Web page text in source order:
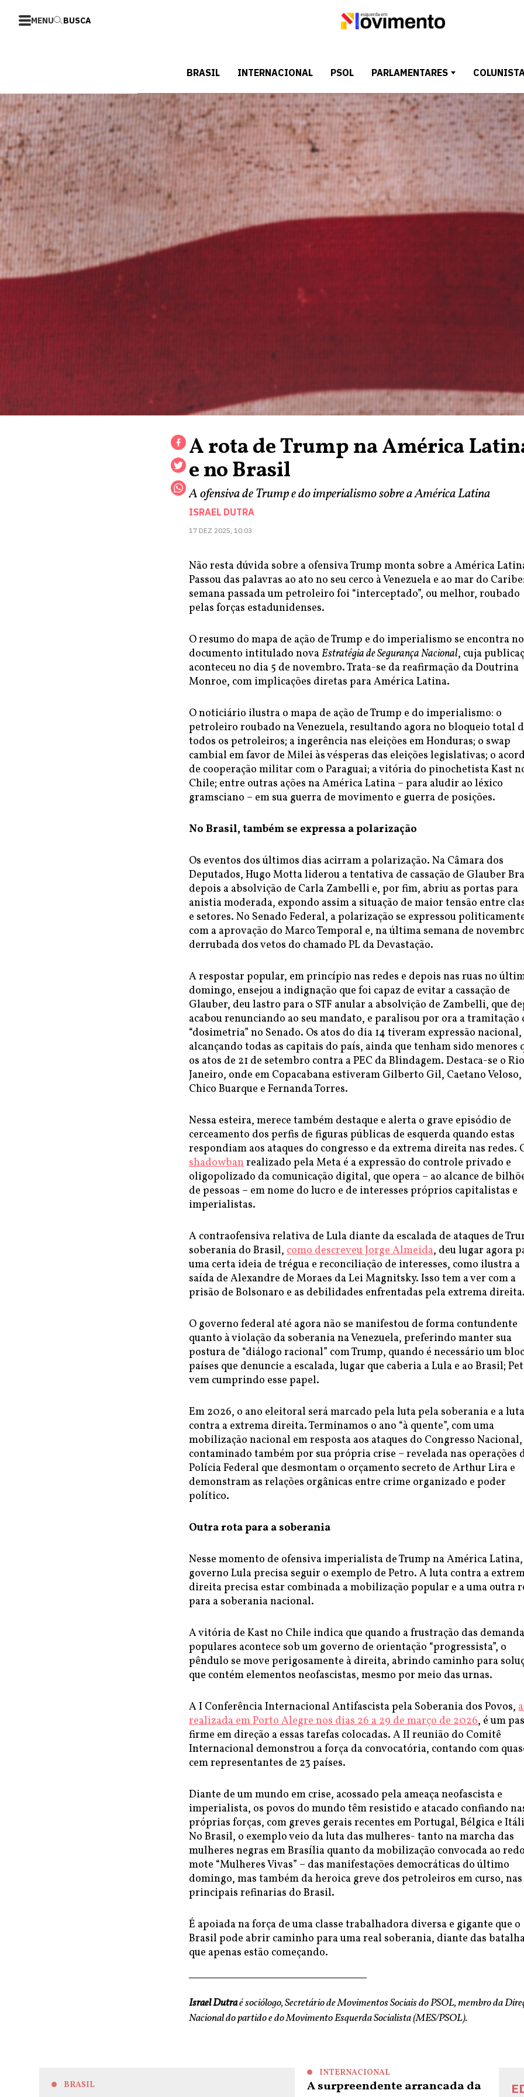
MENU BUSCA
BRASIL INTERNACIONAL PSOL PARLAMENTARES
A rota de Trump na América
e no Brasil
A ofensiva de Trump e do imperialismo sobre a América Latina
ISRAEL DUTRA
17 DEZ 2025, 10:03
Não resta dúvida sobre a ofensiva Trump monta sobre a América
Passou das palavras ao ato no seu cerco à Venezuela e ao mar do Caribe:
semana passada um petroleiro foi “interceptado”, ou melhor, roubado
pelas forças estadunidenses.
O resumo do mapa de ação de Trump e do imperialismo se encontra no
documento intitulado nova Estratégia de Segurança Nacional, cuja
aconteceu no dia 5 de novembro. Trata-se da reafirmação da Doutrina
Monroe, com implicações diretas para América Latina.
O noticiário ilustra o mapa de ação de Trump e do imperialismo: o
petroleiro roubado na Venezuela, resultando agora no bloqueio total
todos os petroleiros; a ingerência nas eleições em Honduras; o swap
cambial em favor de Milei às vésperas das eleições legislativas; o
de cooperação militar com o Paraguai; a vitória do pinochetista Kast
Chile; entre outras ações na América Latina – para aludir ao léxico
gramsciano – em sua guerra de movimento e guerra de posições.
No Brasil, também se expressa a polarização
Os eventos dos últimos dias acirram a polarização. Na Câmara dos
Deputados, Hugo Motta liderou a tentativa de cassação de Glauber
depois a absolvição de Carla Zambelli e, por fim, abriu as portas para
anistia moderada, expondo assim a situação de maior tensão entre
e setores. No Senado Federal, a polarização se expressou
com a aprovação do Marco Temporal e, na última semana de
derrubada dos vetos do chamado PL da Devastação.
A respostar popular, em princípio nas redes e depois nas ruas no
domingo, ensejou a indignação que foi capaz de evitar a cassação de
Glauber, deu lastro para o STF anular a absolvição de Zambelli, que
acabou renunciando ao seu mandato, e paralisou por ora a tramitação
“dosimetria” no Senado. Os atos do dia 14 tiveram expressão nacional,
alcançando todas as capitais do país, ainda que tenham sido menores
os atos de 21 de setembro contra a PEC da Blindagem. Destaca-se o
Janeiro, onde em Copacabana estiveram Gilberto Gil, Caetano Veloso,
Chico Buarque e Fernanda Torres.
Nessa esteira, merece também destaque e alerta o grave episódio de
cerceamento dos perfis de figuras públicas de esquerda quando estas
respondiam aos ataques do congresso e da extrema direita nas redes.
shadowbanrealizado pela Meta é a expressão do controle privado e
oligopolizado da comunicação digital, que opera – ao alcance de
de pessoas – em nome do lucro e de interesses próprios capitalistas e
imperialistas.
A contraofensiva relativa de Lula diante da escalada de ataques de
soberania do Brasil, como descreveu Jorge Almeida, deu lugar agora
uma certa ideia de trégua e reconciliação de interesses, como ilustra a
saída de Alexandre de Moraes da Lei Magnitsky. Isso tem a ver com a
prisão de Bolsonaro e as debilidades enfrentadas pela extrema direita.
O governo federal até agora não se manifestou de forma contundente
quanto à violação da soberania na Venezuela, preferindo manter sua
postura de “diálogo racional” com Trump, quando é necessário um
países que denuncie a escalada, lugar que caberia a Lula e ao Brasil;
vem cumprindo esse papel.
Em 2026, o ano eleitoral será marcado pela luta pela soberania e a luta
contra a extrema direita. Terminamos o ano “à quente”, com uma
mobilização nacional em resposta aos ataques do Congresso Nacional,
contaminado também por sua própria crise – revelada nas operações
Polícia Federal que desmontam o orçamento secreto de Arthur Lira e
demonstram as relações orgânicas entre crime organizado e poder
político.
Outra rota para a soberania
Nesse momento de ofensiva imperialista de Trump na América
governo Lula precisa seguir o exemplo de Petro. A luta contra a
direita precisa estar combinada a mobilização popular e a uma outra
para a soberania nacional.
A vitória de Kast no Chile indica que quando a frustração das
populares acontece sob um governo de orientação “progressista”, o
pêndulo se move perigosamente à direita, abrindo caminho para
que contém elementos neofascistas, mesmo por meio das urnas.
A I Conferência Internacional Antifascista pela Soberania dos Povos,
realizada em Porto Alegre nos dias 26 a 29 de março de 2026, é um
firme em direção a essas tarefas colocadas. A II reunião do Comitê
Internacional demonstrou a força da convocatória, contando com
cem representantes de 23 países.
Diante de um mundo em crise, acossado pela ameaça neofascista e
imperialista, os povos do mundo têm resistido e atacado confiando
próprias forças, com greves gerais recentes em Portugal, Bélgica e
No Brasil, o exemplo veio da luta das mulheres- tanto na marcha das
mulheres negras em Brasília quanto da mobilização convocada ao
mote “Mulheres Vivas” – das manifestações democráticas do último
domingo, mas também da heroica greve dos petroleiros em curso, nas
principais refinarias do Brasil.
É apoiada na força de uma classe trabalhadora diversa e gigante que o
Brasil pode abrir caminho para uma real soberania, diante das
que apenas estão começando.
Israel Dutraé sociólogo, Secretário de Movimentos Sociais do PSOL, membro da
Nacional do partido e do Movimento Esquerda Socialista (MES/PSOL).
BRASIL
INTERNACIONAL
A surpreendente arrancada da